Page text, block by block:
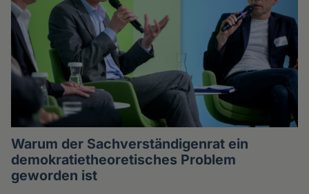
Warum der Sachverständigenrat ein
demokratietheoretisches Problem
geworden ist